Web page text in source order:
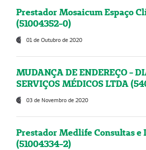
Prestador Mosaicum Espaço
(51004352-0)
01 de Outubro de 2020
MUDANÇA DE ENDEREÇO -
SERVIÇOS MÉDICOS LTDA
03 de Novembro de 2020
Prestador Medlife Consultas e
(51004334-2)